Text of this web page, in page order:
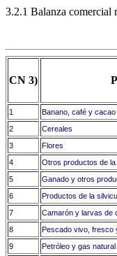
3.2.1 Balanza comercial
CN 3)
1 Banano, café y cacao
2 Cereales
3 Flores
4 Otros productos de
5 Ganado y otros
6 Productos de la
7
Camarón y larvas de
8
Pescado vivo, fresco
9 Petróleo y gas natural